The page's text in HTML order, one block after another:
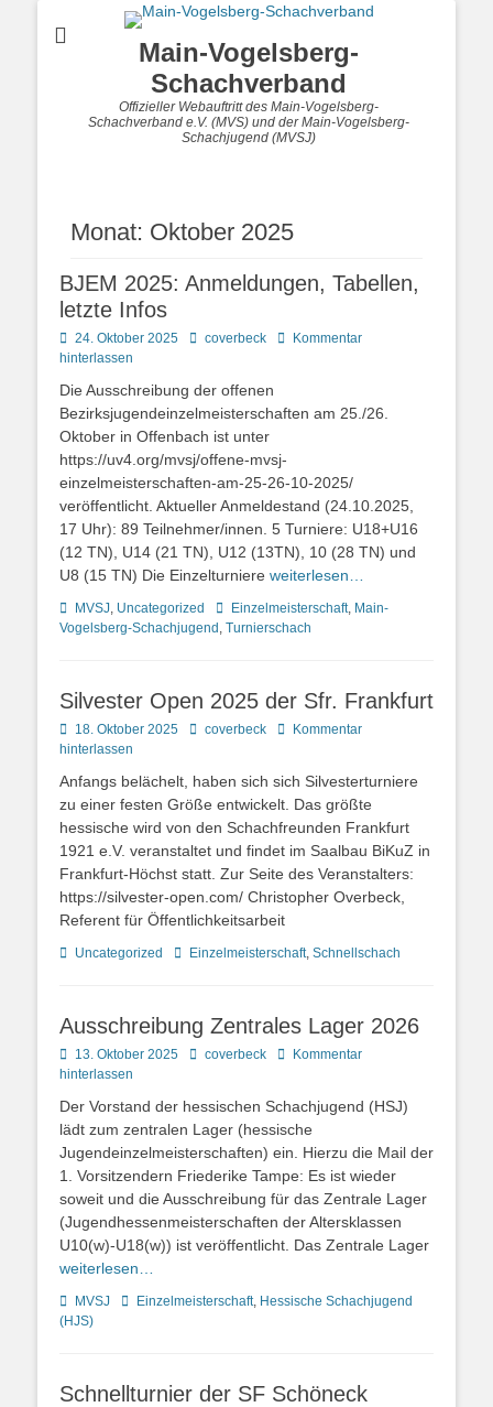
Main-Vogelsberg-
Schachverband
Offizieller Webauftritt des Main-Vogelsberg-
Schachverband e.V. (MVS) und der Main-Vogelsberg-
Schachjugend (MVSJ)
Monat: Oktober 2025
BJEM 2025: Anmeldungen, Tabellen,
letzte Infos
Posted
on
24. Oktober 2025 Autorcoverbeck
Kommentar
hinterlassen
Die Ausschreibung der offenen
Bezirksjugendeinzelmeisterschaften am 25./26.
Oktober in Offenbach ist unter
https://uv4.org/mvsj/offene-mvsj-
einzelmeisterschaften-am-25-26-10-2025/
veröffentlicht. Aktueller Anmeldestand (24.10.2025,
17 Uhr): 89 Teilnehmer/innen. 5 Turniere: U18+U16
(12 TN), U14 (21 TN), U12 (13TN), 10 (28 TN) und
U8 (15 TN) Die Einzelturniere weiterlesen…
Kategorien
MVSJ, Uncategorized Schlagworte
Einzelmeisterschaft, Main-
Vogelsberg-Schachjugend , Turnierschach
Silvester Open 2025 der Sfr. Frankfurt
Posted
on
18. Oktober 2025 Autorcoverbeck
Kommentar
hinterlassen
Anfangs belächelt, haben sich sich Silvesterturniere
zu einer festen Größe entwickelt. Das größte
hessische wird von den Schachfreunden Frankfurt
1921 e.V. veranstaltet und findet im Saalbau BiKuZ in
Frankfurt-Höchst statt. Zur Seite des Veranstalters:
https://silvester-open.com/ Christopher Overbeck,
Referent für Öffentlichkeitsarbeit
Kategorien
Uncategorized Schlagworte
Einzelmeisterschaft, Schnellschach
Ausschreibung Zentrales Lager 2026
Posted
on
13. Oktober 2025 Autorcoverbeck
Kommentar
hinterlassen
Der Vorstand der hessischen Schachjugend (HSJ)
lädt zum zentralen Lager (hessische
Jugendeinzelmeisterschaften) ein. Hierzu die Mail der
1. Vorsitzendern Friederike Tampe: Es ist wieder
soweit und die Ausschreibung für das Zentrale Lager
(Jugendhessenmeisterschaften der Altersklassen
U10(w)-U18(w)) ist veröffentlicht. Das Zentrale Lager
weiterlesen…
Kategorien
MVSJ Schlagworte
Einzelmeisterschaft, Hessische Schachjugend
(HJS)
Schnellturnier der SF Schöneck